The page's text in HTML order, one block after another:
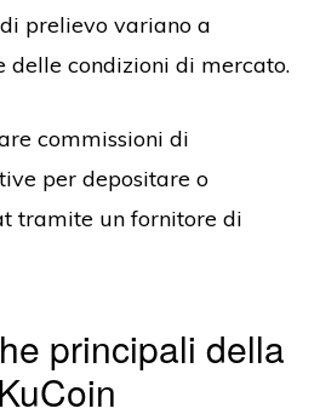
prelievo variano a
delle condizioni di mercato.
commissioni di
per depositare o
tramite un fornitore di
principali della